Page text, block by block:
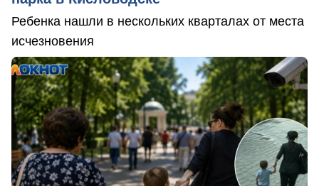
Ребенка нашли в нескольких кварталах от места
исчезновения